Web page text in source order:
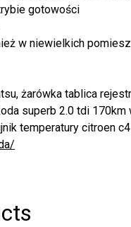
gotowości
w niewielkich
żarówka tablica
superb 2.0 tdi
temperatury citroen c4